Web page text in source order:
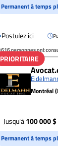
Permanent à temps
Postulez ici
616 personnes ont
PRIORITAIRE
Montréal
Jusqu'à100 000
Permanent à temps